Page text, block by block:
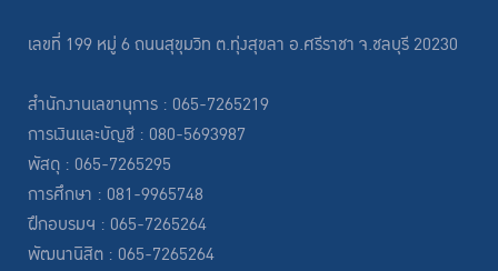
เลขที่ 199 หมู่ 6 ถนนสุขุมวิท ต.ทุ่งสุขลา อ.ศรีราชา จ.ชลบุรี 20230
สำนักงานเลขานุการ : 065-7265219
การเงินและบัญชี : 080-5693987
พัสดุ : 065-7265295
การศึกษา : 081-9965748
ฝึกอบรมฯ : 065-7265264
พัฒนานิสิต : 065-7265264